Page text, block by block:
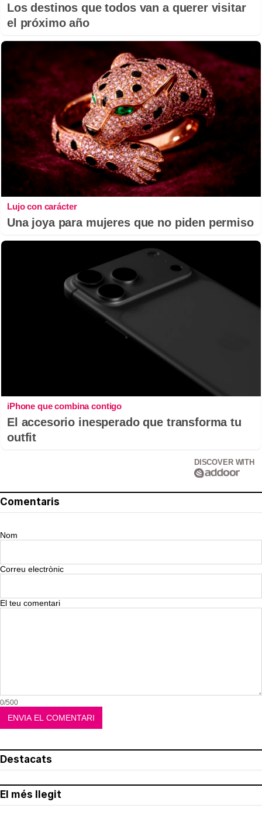
Los destinos que todos van a querer visitar
el próximo año
Lujo con carácter
Una joya para mujeres que no piden permiso
iPhone que combina contigo
El accesorio inesperado que transforma tu
outfit
DISCOVER WITH
Comentaris
Nom
Correu electrònic
El teu comentari
0/500
Destacats
El més llegit